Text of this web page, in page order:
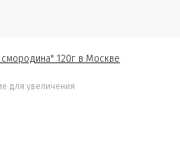
для увеличения